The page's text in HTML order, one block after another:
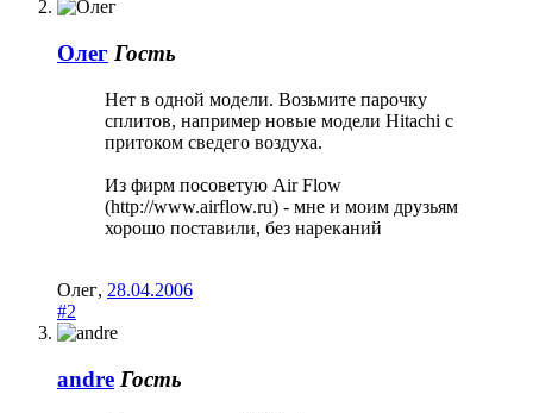
Олег Гость
Нет в одной модели. Возьмите парочку
сплитов, например новые модели Hitachi с
притоком сведего воздуха.
Из фирм посоветую Air Flow
(http://www.airflow.ru) - мне и моим друзьям
хорошо поставили, без нареканий
Олег, 28.04.2006
#2
andre Гость